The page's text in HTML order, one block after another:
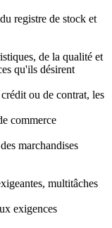
registre de stock et
de la qualité et
qu'ils désirent
ou de contrat, les
commerce
marchandises
multitâches
exigences